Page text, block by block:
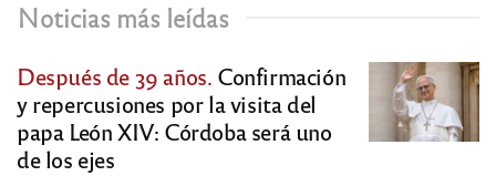
Noticias más leídas
Después de 39 años. Confirmación
y repercusiones por la visita del
papa León XIV: Córdoba será uno
de los ejes